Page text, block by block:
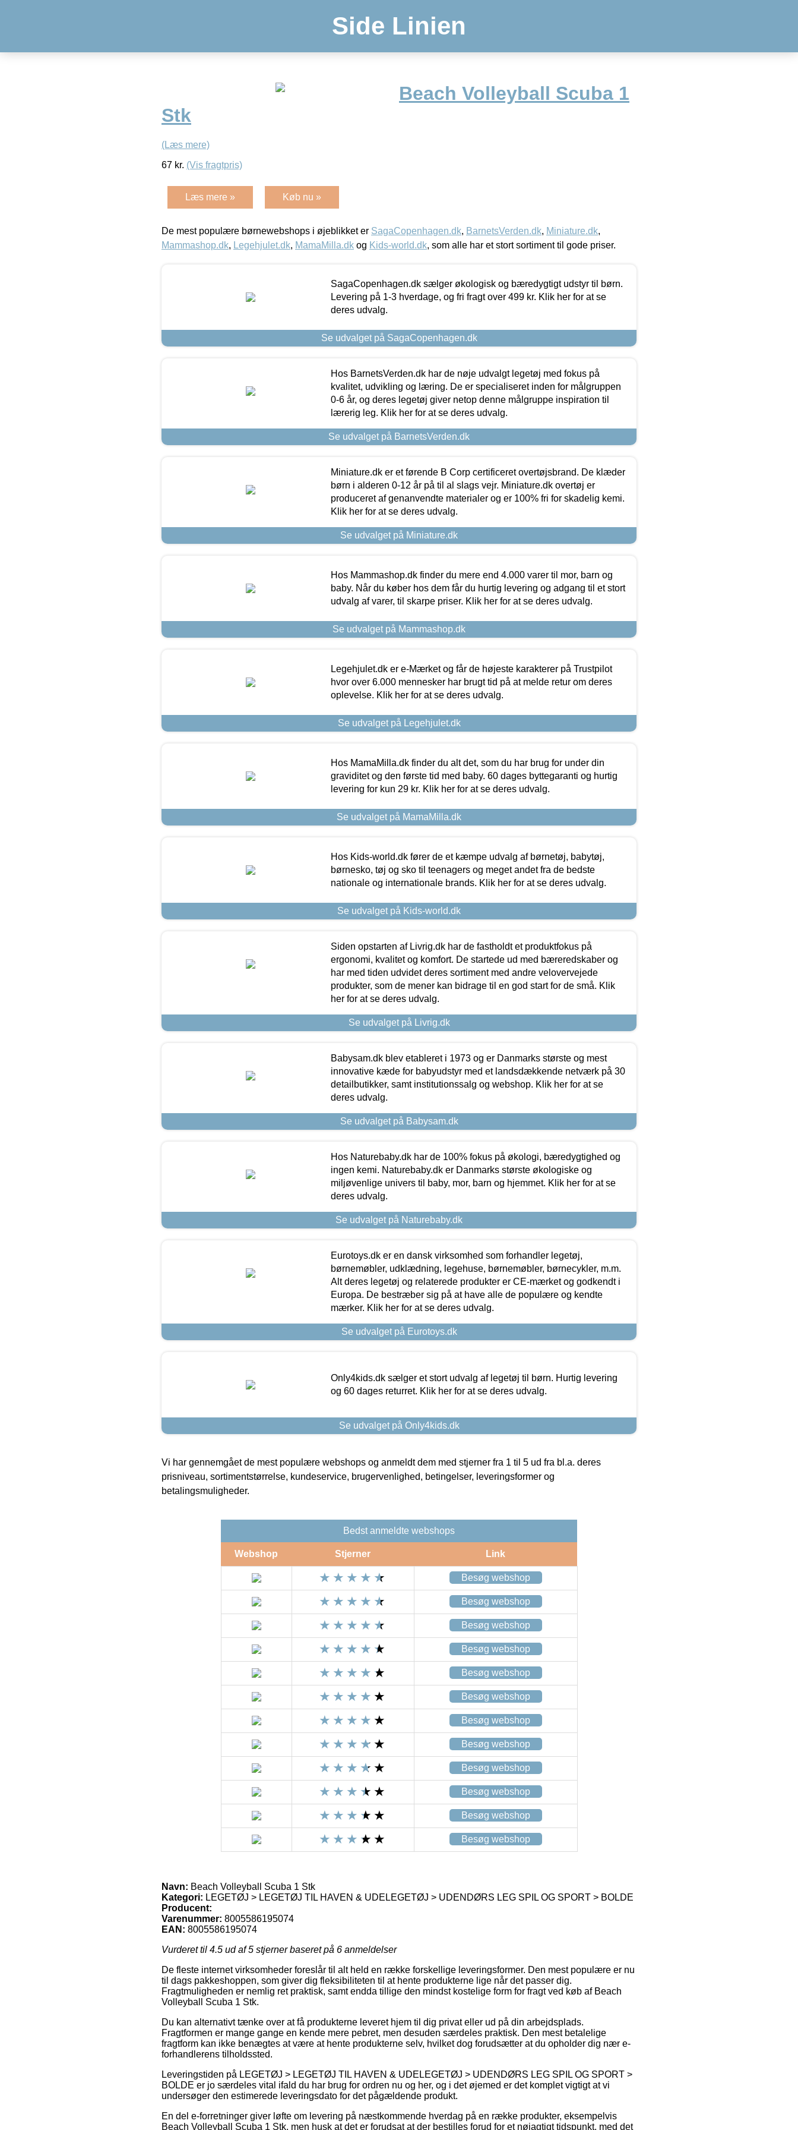
Side Linien
Beach Volleyball Scuba 1
Stk
(Læs mere)
67 kr. (Vis fragtpris)
Læs mere » Køb nu »
De mest populære børnewebshops i øjeblikket er SagaCopenhagen.dk, BarnetsVerden.dk, Miniature.dk,
Mammashop.dk, Legehjulet.dk, MamaMilla.dk og Kids-world.dk, som alle har et stort sortiment til gode priser.
SagaCopenhagen.dk sælger økologisk og bæredygtigt udstyr til børn.
Levering på 1-3 hverdage, og fri fragt over 499 kr. Klik her for at se
deres udvalg.
Se udvalget på SagaCopenhagen.dk
Hos BarnetsVerden.dk har de nøje udvalgt legetøj med fokus på
kvalitet, udvikling og læring. De er specialiseret inden for målgruppen
0-6 år, og deres legetøj giver netop denne målgruppe inspiration til
lærerig leg. Klik her for at se deres udvalg.
Se udvalget på BarnetsVerden.dk
Miniature.dk er et førende B Corp certificeret overtøjsbrand. De klæder
børn i alderen 0-12 år på til al slags vejr. Miniature.dk overtøj er
produceret af genanvendte materialer og er 100% fri for skadelig kemi.
Klik her for at se deres udvalg.
Se udvalget på Miniature.dk
Hos Mammashop.dk finder du mere end 4.000 varer til mor, barn og
baby. Når du køber hos dem får du hurtig levering og adgang til et stort
udvalg af varer, til skarpe priser. Klik her for at se deres udvalg.
Se udvalget på Mammashop.dk
Legehjulet.dk er e-Mærket og får de højeste karakterer på Trustpilot
hvor over 6.000 mennesker har brugt tid på at melde retur om deres
oplevelse. Klik her for at se deres udvalg.
Se udvalget på Legehjulet.dk
Hos MamaMilla.dk finder du alt det, som du har brug for under din
graviditet og den første tid med baby. 60 dages byttegaranti og hurtig
levering for kun 29 kr. Klik her for at se deres udvalg.
Se udvalget på MamaMilla.dk
Hos Kids-world.dk fører de et kæmpe udvalg af børnetøj, babytøj,
børnesko, tøj og sko til teenagers og meget andet fra de bedste
nationale og internationale brands. Klik her for at se deres udvalg.
Se udvalget på Kids-world.dk
Siden opstarten af Livrig.dk har de fastholdt et produktfokus på
ergonomi, kvalitet og komfort. De startede ud med bæreredskaber og
har med tiden udvidet deres sortiment med andre velovervejede
produkter, som de mener kan bidrage til en god start for de små. Klik
her for at se deres udvalg.
Se udvalget på Livrig.dk
Babysam.dk blev etableret i 1973 og er Danmarks største og mest
innovative kæde for babyudstyr med et landsdækkende netværk på 30
detailbutikker, samt institutionssalg og webshop. Klik her for at se
deres udvalg.
Se udvalget på Babysam.dk
Hos Naturebaby.dk har de 100% fokus på økologi, bæredygtighed og
ingen kemi. Naturebaby.dk er Danmarks største økologiske og
miljøvenlige univers til baby, mor, barn og hjemmet. Klik her for at se
deres udvalg.
Se udvalget på Naturebaby.dk
Eurotoys.dk er en dansk virksomhed som forhandler legetøj,
børnemøbler, udklædning, legehuse, børnemøbler, børnecykler, m.m.
Alt deres legetøj og relaterede produkter er CE-mærket og godkendt i
Europa. De bestræber sig på at have alle de populære og kendte
mærker. Klik her for at se deres udvalg.
Se udvalget på Eurotoys.dk
Only4kids.dk sælger et stort udvalg af legetøj til børn. Hurtig levering
og 60 dages returret. Klik her for at se deres udvalg.
Se udvalget på Only4kids.dk
Vi har gennemgået de mest populære webshops og anmeldt dem med stjerner fra 1 til 5 ud fra bl.a. deres
prisniveau, sortimentstørrelse, kundeservice, brugervenlighed, betingelser, leveringsformer og
betalingsmuligheder.
Bedst anmeldte webshops
Webshop Stjerner Link
Besøg webshop
Besøg webshop
Besøg webshop
Besøg webshop
Besøg webshop
Besøg webshop
Besøg webshop
Besøg webshop
Besøg webshop
Besøg webshop
Besøg webshop
Besøg webshop
Navn: Beach Volleyball Scuba 1 Stk
Kategori: LEGETØJ > LEGETØJ TIL HAVEN & UDELEGETØJ > UDENDØRS LEG SPIL OG SPORT > BOLDE
Producent:
Varenummer: 8005586195074
EAN: 8005586195074
Vurderet til 4.5 ud af 5 stjerner baseret på 6 anmeldelser
De fleste internet virksomheder foreslår til alt held en række forskellige leveringsformer. Den mest populære er nu
til dags pakkeshoppen, som giver dig fleksibiliteten til at hente produkterne lige når det passer dig.
Fragtmuligheden er nemlig ret praktisk, samt endda tillige den mindst kostelige form for fragt ved køb af Beach
Volleyball Scuba 1 Stk.
Du kan alternativt tænke over at få produkterne leveret hjem til dig privat eller ud på din arbejdsplads.
Fragtformen er mange gange en kende mere pebret, men desuden særdeles praktisk. Den mest betalelige
fragtform kan ikke benægtes at være at hente produkterne selv, hvilket dog forudsætter at du opholder dig nær e-
forhandlerens tilholdssted.
Leveringstiden på LEGETØJ > LEGETØJ TIL HAVEN & UDELEGETØJ > UDENDØRS LEG SPIL OG SPORT >
BOLDE er jo særdeles vital ifald du har brug for ordren nu og her, og i det øjemed er det komplet vigtigt at vi
undersøger den estimerede leveringsdato for det pågældende produkt.
En del e-forretninger giver løfte om levering på næstkommende hverdag på en række produkter, eksempelvis
Beach Volleyball Scuba 1 Stk, men husk at det er forudsat at der bestilles forud for et nøjagtigt tidspunkt, med det